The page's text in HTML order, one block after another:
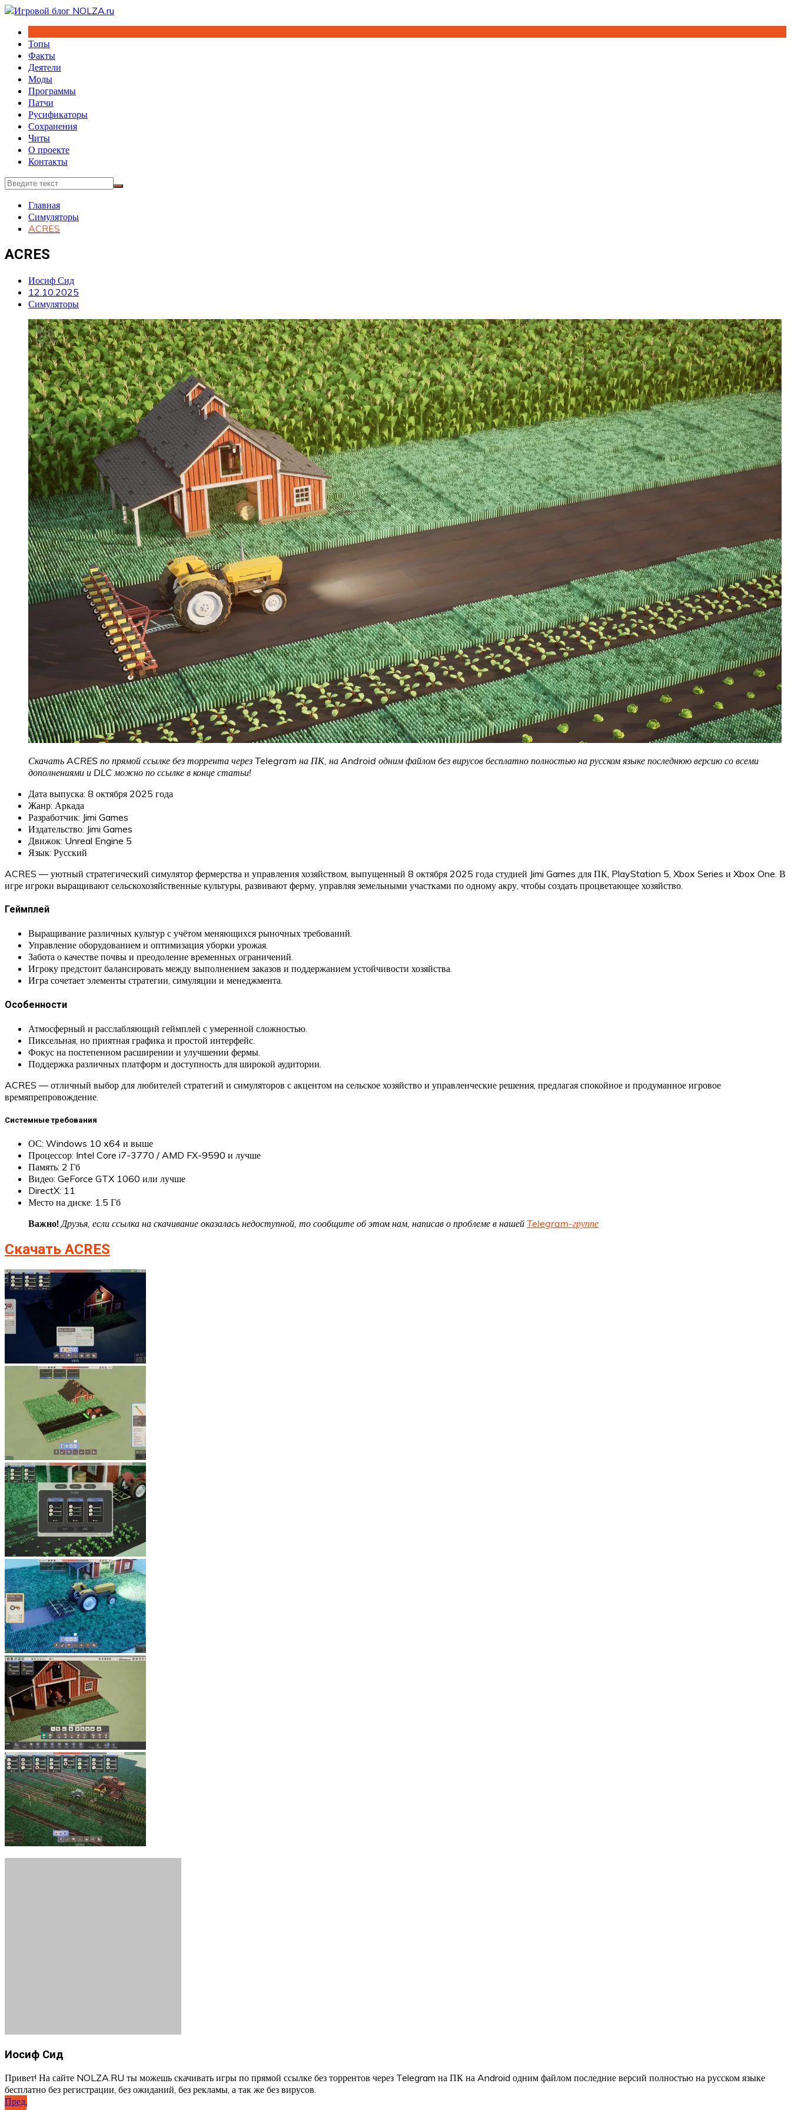
Перейти
содержимому
Топы
Факты
Деятели
Моды
Программы
Патчи
Русификаторы
Сохранения
Читы
О проекте
Контакты
Главная
Симуляторы
ACRES
ACRES
Иосиф Сид
12.10.2025
Симуляторы
Скачать ACRES по прямой ссылке без торрента через Telegram на ПК, на Android одним файлом без вирусов бесплатно полностью на русском языке последнюю версию со всеми
дополнениями и DLC можно по ссылке в конце статьи!
Дата выпуска: 8 октября 2025 года
Жанр: Аркада
Разработчик: Jimi Games
Издательство: Jimi Games
Движок: Unreal Engine 5
Язык: Русский
ACRES — уютный стратегический симулятор фермерства и управления хозяйством, выпущенный 8 октября 2025 года студией Jimi Games для ПК, PlayStation 5, Xbox Series и Xbox One. В
игре игроки выращивают сельскохозяйственные культуры, развивают ферму, управляя земельными участками по одному акру, чтобы создать процветающее хозяйство.
Геймплей
Выращивание различных культур с учётом меняющихся рыночных требований.
Управление оборудованием и оптимизация уборки урожая.
Забота о качестве почвы и преодоление временных ограничений.
Игроку предстоит балансировать между выполнением заказов и поддержанием устойчивости хозяйства.
Игра сочетает элементы стратегии, симуляции и менеджмента.
Особенности
Атмосферный и расслабляющий геймплей с умеренной сложностью.
Пиксельная, но приятная графика и простой интерфейс.
Фокус на постепенном расширении и улучшении фермы.
Поддержка различных платформ и доступность для широкой аудитории.
ACRES — отличный выбор для любителей стратегий и симуляторов с акцентом на сельское хозяйство и управленческие решения, предлагая спокойное и продуманное игровое
времяпрепровождение.
Системные требования
ОС: Windows 10 x64 и выше
Процессор: Intel Core i7-3770 / AMD FX-9590 и лучше
Память: 2 Гб
Видео: GeForce GTX 1060 или лучше
DirectX: 11
Место на диске: 1.5 Гб
Важно!Друзья, если ссылка на скачивание оказалась недоступной, то сообщите об этом нам, написав о проблеме в нашей Telegram-группе
Скачать ACRES
Иосиф Сид
Привет! На сайте NOLZA.RU ты можешь скачивать игры по прямой ссылке без торрентов через Telegram на ПК на Android одним файлом последние версий полностью на русском языке
бесплатно без регистрации, без ожиданий, без рекламы, а так же без вирусов.
Навигация
Пред.